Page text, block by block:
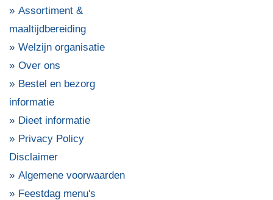
Assortiment &
maaltijdbereiding
Welzijn organisatie
Over ons
Bestel en bezorg
informatie
Dieet informatie
Privacy Policy
Disclaimer
Algemene voorwaarden
Feestdag menu's